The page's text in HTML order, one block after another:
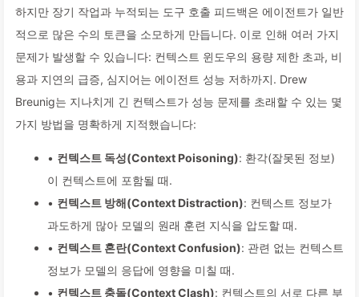
하지만 장기 작업과 누적되는 도구 호출 피드백은 에이전트가 일반
적으로 많은 수의 토큰을 소모하게 만듭니다. 이로 인해 여러 가지
문제가 발생할 수 있습니다: 컨텍스트 윈도우의 용량 제한 초과, 비
용과 지연의 급증, 심지어는 에이전트 성능 저하까지. Drew
Breunig는 지나치게 긴 컨텍스트가 성능 문제를 초래할 수 있는 몇
가지 방법을 명확하게 지적했습니다:
• 컨텍스트 독성(Context Poisoning): 환각(잘못된 정보)
이 컨텍스트에 포함될 때.
• 컨텍스트 방해(Context Distraction): 컨텍스트 정보가
과도하게 많아 모델의 원래 훈련 지식을 압도할 때.
• 컨텍스트 혼란(Context Confusion): 관련 없는 컨텍스트
정보가 모델의 응답에 영향을 미칠 때.
• 컨텍스트 충돌(Context Clash): 컨텍스트의 서로 다른 부